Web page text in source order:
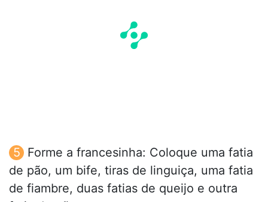
Forme a francesinha: Coloque uma fatia
de pão, um bife, tiras de linguiça, uma fatia
de fiambre, duas fatias de queijo e outra